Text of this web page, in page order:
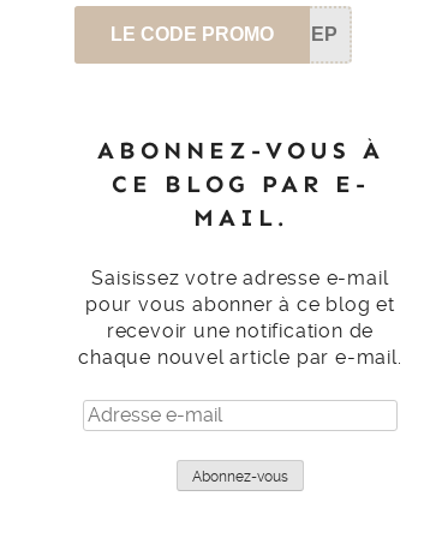
LE CODE PROMO SEP
ABONNEZ-VOUS À
CE BLOG PAR E-
MAIL.
Saisissez votre adresse e-mail
pour vous abonner à ce blog et
recevoir une notification de
chaque nouvel article par e-mail.
Adresse
e-
Abonnez-vous